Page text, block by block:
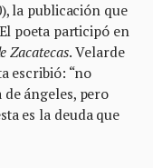
la publicación que
poeta participó en
Zacatecas. Velarde
escribió: “no
ángeles, pero
es la deuda que